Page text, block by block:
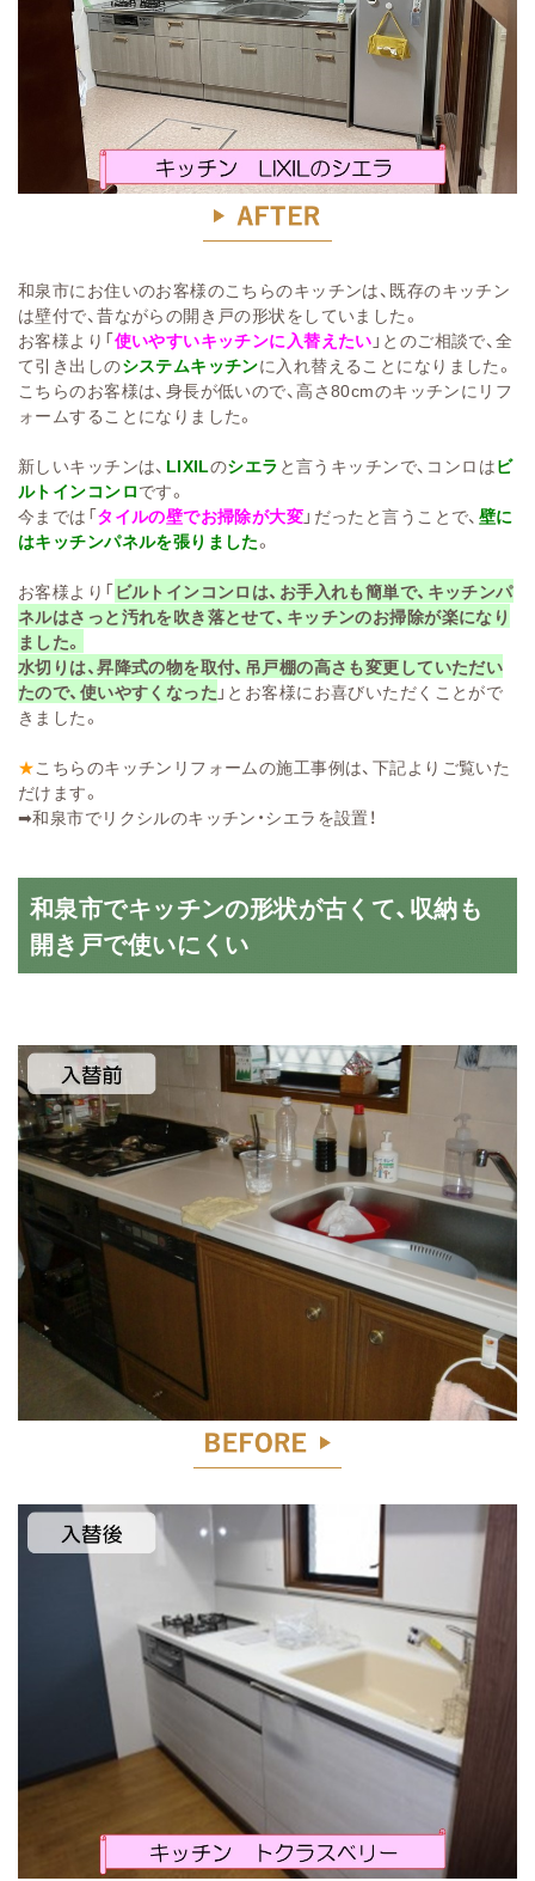
和泉市にお住いのお客様のこちらのキッチンは、既存のキッチン
は壁付で、昔ながらの開き戸の形状をしていました。
お客様より「使いやすいキッチンに入替えたい 」とのご相談で、全
て引き出しのシステムキッチンに入れ替えることになりました。
こちらのお客様は、身長が低いので、高さ80cmのキッチンにリフ
ォームすることになりました。
新しいキッチンは、 LIXILのシエラ と言うキッチンで、コンロはビ
ルトインコンロです。
今までは「タイルの壁でお掃除が大変」だったと言うことで、 壁に
はキッチンパネルを張りました。
お客様より「ビルトインコンロは、お手入れも簡単で、キッチンパ
ネルはさっと汚れを吹き落とせて、キッチンのお掃除が楽になり
ました。
水切りは、昇降式の物を取付、吊戸棚の高さも変更していただい
たので、使いやすくなった 」とお客様にお喜びいただくことがで
きました。
★こちらのキッチンリフォームの施工事例は、下記よりご覧いた
だけます。
➡和泉市でリクシルのキッチン・シエラを設置！
和泉市でキッチンの形状が古くて、収納も
開き戸で使いにくい